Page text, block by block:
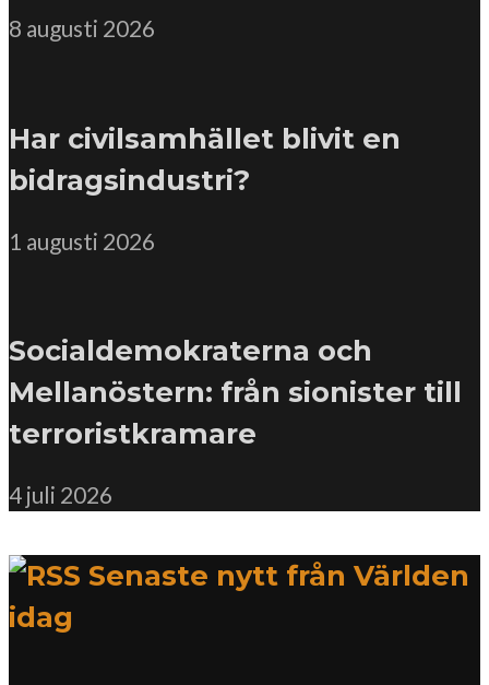
8 augusti 2026
Har civilsamhället blivit en
bidragsindustri?
1 augusti 2026
Socialdemokraterna och
Mellanöstern: från sionister till
terroristkramare
4 juli 2026
Senaste nytt från Världen
idag